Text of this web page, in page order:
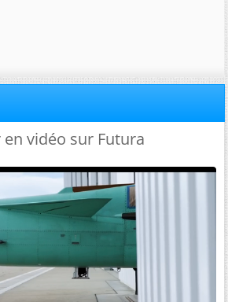
en vidéo sur Futura